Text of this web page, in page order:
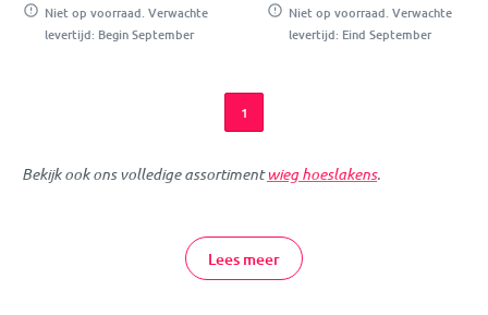
Niet op voorraad. Verwachte
levertijd: Begin September
Niet op voorraad. Verwachte
levertijd: Eind September
1
Bekijk ook ons volledige assortimentwieg hoeslakens.
zoek bent naar een voordelig hoeslakentje. De hoeslakens uit de
MamaLoes-collectie zijn lekker zacht en comfortabel. Dankzij de
Lees meer